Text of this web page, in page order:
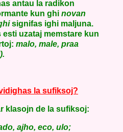
antau la radikon
kun ghi novan
signifas ighi maljuna.
uzataj memstare kun
malo, male, praa
la sufiksoj?
klasojn de la sufiksoj:
ajho, eco, ulo;